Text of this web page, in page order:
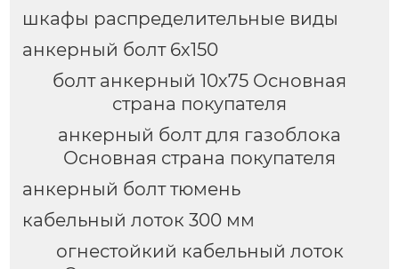
шкафы распределительные виды
анкерный болт 6х150
болт анкерный 10х75 Основная
страна покупателя
анкерный болт для газоблока
Основная страна покупателя
анкерный болт тюмень
кабельный лоток 300 мм
огнестойкий кабельный лоток